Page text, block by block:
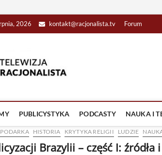
2026 kontakt@racjonalista.tv Forum
PUBLICYSTYKA PODCASTY NAUKA I
HISTORIA KRYTYKA RELIGII LUDZIE
Brazylii – część I: źródła